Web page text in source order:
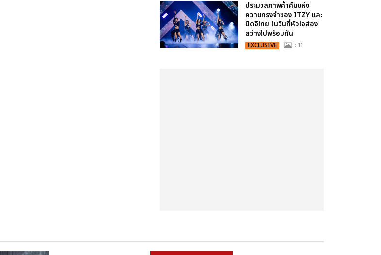
ประมวลภาพค่ำคืนแห่ง
ความทรงจำของ ITZY และ
มิดจีไทย ในวันที่หัวใจส่อง
สว่างไปพร้อมกัน
EXCLUSIVE : 11